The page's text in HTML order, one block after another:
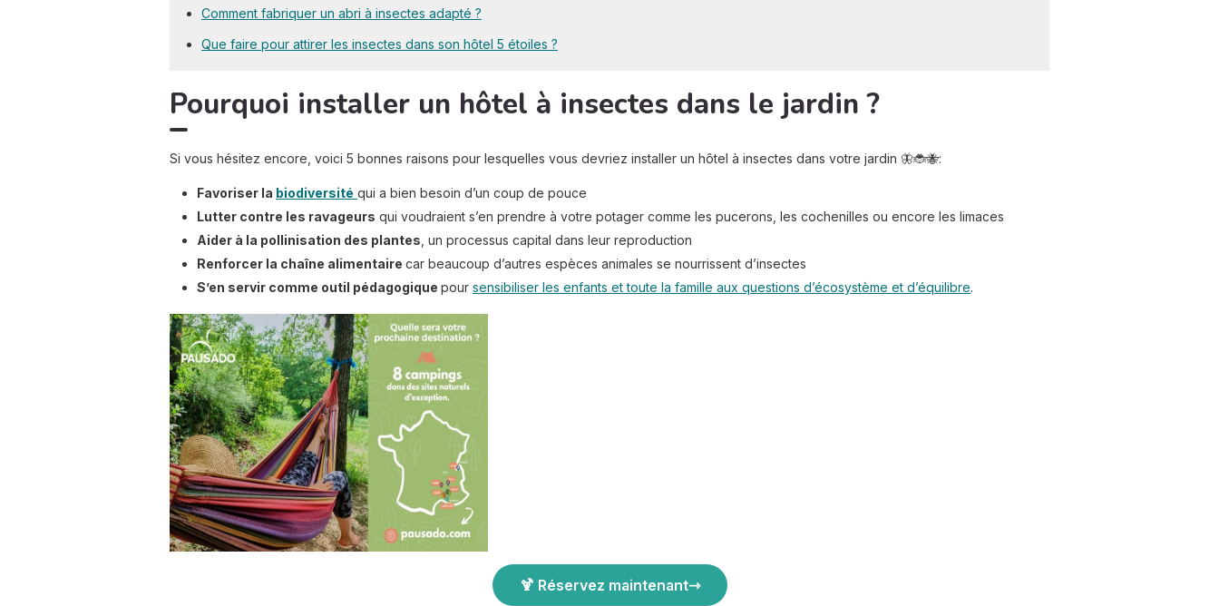
Comment fabriquer un abri à insectes adapté ?
Que faire pour attirer les insectes dans son hôtel 5 étoiles ?
Pourquoi installer un hôtel à insectes dans le jardin ?
Si vous hésitez encore, voici 5 bonnes raisons pour lesquelles vous devriez installer un hôtel à insectes dans votre jardin 🦋🐞🐝:
Favoriser la biodiversité qui a bien besoin d’un coup de pouce
Lutter contre les ravageurs qui voudraient s’en prendre à votre potager comme les pucerons, les cochenilles ou encore les limaces
Aider à la pollinisation des plantes , un processus capital dans leur reproduction
Renforcer la chaîne alimentaire car beaucoup d’autres espèces animales se nourrissent d’insectes
S’en servir comme outil pédagogique pour sensibiliser les enfants et toute la famille aux questions d’écosystème et d’équilibre.
🍹 Réservez maintenant